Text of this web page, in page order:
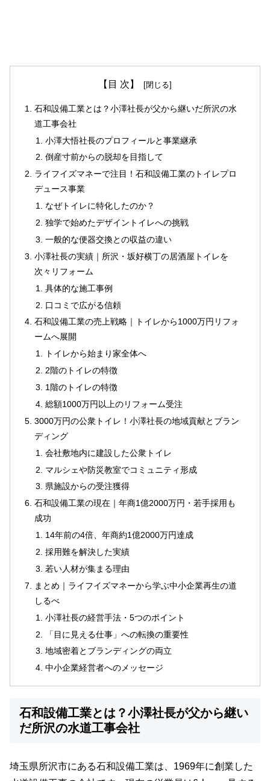
【目 次】
石和設備工業とは？小澤社長が父から継いだ所沢の水
道工事会社
小澤大悟社長のプロフィールと事業継承
倒産寸前からの脱却を目指して
ライフイズマネーで注目！石和設備工業のトイレプロ
デュース事業
なぜトイレに特化したのか？
独学で始めたデザイントイレへの挑戦
一般的な便器交換との収益の違い
小澤社長の実績｜所沢・坂好横丁の居酒屋トイレを
次々リフォーム
具体的な施工事例
口コミで広がる信頼
石和設備工業の売上戦略｜トイレから1000万円リフォ
ームへ展開
トイレから始まり家全体へ
2階のトイレの特徴
1階のトイレの特徴
総額1000万円以上のリフォーム受注
3000万円の公衆トイレ！小澤社長の地域貢献とブラン
ディング
会社敷地内に建設した公衆トイレ
マルシェや防災教室でコミュニティ形成
県施設からの受注獲得
石和設備工業の現在｜年商1億2000万円・若手採用も
成功
14年前の4倍、年商約1億2000万円達成
採用難を解決した実績
若い人材が集まる理由
まとめ｜ライフイズマネーから学ぶ中小企業再生の道
しるべ
小澤社長の経営手法・5つのポイント
「目に見える仕事」への転換の重要性
地域密着とブランディングの両立
中小企業経営者へのメッセージ
石和設備工業とは？小澤社長が父から継い
だ所沢の水道工事会社
埼玉県所沢市にある石和設備工業は、1969年に創業した